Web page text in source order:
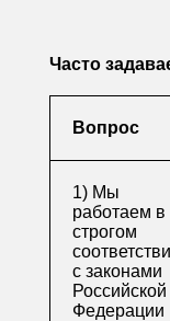
Часто
Вопрос
1) Мы
работаем в
строгом
с законами
Российской
Федерации